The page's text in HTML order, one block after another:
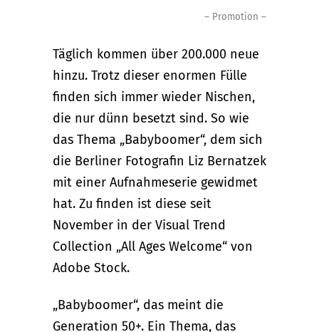
– Promotion –
Täglich kommen über 200.000 neue
hinzu. Trotz dieser enormen Fülle
finden sich immer wieder Nischen,
die nur dünn besetzt sind. So wie
das Thema „Babyboomer“, dem sich
die Berliner Fotografin Liz Bernatzek
mit einer Aufnahmeserie gewidmet
hat. Zu finden ist diese seit
November in der Visual Trend
Collection „All Ages Welcome“ von
Adobe Stock.
„Babyboomer“, das meint die
Generation 50+. Ein Thema, das